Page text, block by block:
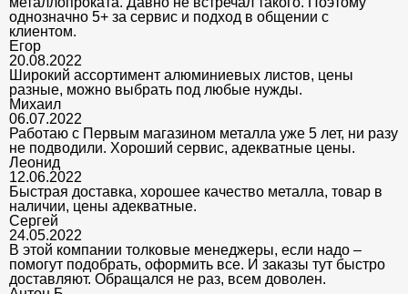
однозначно 5+ за сервис и подход в общении с
клиентом.
Егор
20.08.2022
Широкий ассортимент алюминиевых листов, цены
разные, можно выбрать под любые нужды.
Михаил
06.07.2022
Работаю с Первым магазином металла уже 5 лет, ни разу
не подводили. Хороший сервис, адекватные цены.
Леонид
12.06.2022
Быстрая доставка, хорошее качество металла, товар в
наличии, цены адекватные.
Сергей
24.05.2022
В этой компании толковые менеджеры, если надо –
помогут подобрать, оформить все. И заказы тут быстро
доставляют. Обращался не раз, всем доволен.